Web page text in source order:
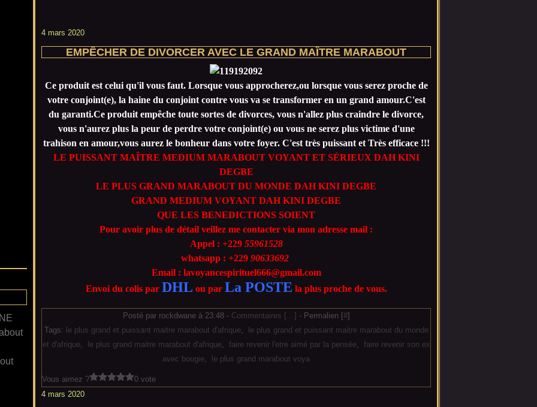
4 mars 2020
EMPÊCHER DE DIVORCER AVEC LE GRAND MAÎTRE MARABOUT
Ce produit est celui qu'il vous faut. Lorsque vous approcherez,ou lorsque vous serez proche de
votre conjoint(e), la haine du conjoint contre vous va se transformer en un grand amour.C'est
du garanti.Ce produit empêche toute sortes de divorces, vous n'allez plus craindre le divorce,
vous n'aurez plus la peur de perdre votre conjoint(e) ou vous ne serez plus victime d'une
trahison en amour,vous aurez le bonheur dans votre foyer. C'est très puissant et Très efficace !!!
LE PUISSANT MAÎTRE MEDIUM MARABOUT VOYANT ET SÉRIEUX DAH KINI
DEGBE
LE PLUS GRAND MARABOUT DU MONDE DAH KINI DEGBE
GRAND MEDIUM VOYANT DAH KINI DEGBE
QUE LES BENEDICTIONS SOIENT
Pour avoir plus de détail veillez me contacter via mon adresse mail :
Appel : +229 55961528
whatsapp : +229 90633692
Email : lavoyancespirituel666@gmail.com
Envoi du colis par DHL ou par La POSTE la plus proche de vous.
Posté par rockdwane à 23:48 - Commentaires [ …] - Permalien [#]
Tags: le plus grand et puissant maitre marabout d'afrique,
le plus grand et puissant maitre marabout du monde
et d'afrique, le plus grand maitre marabout d'afrique, faire revenir l'etre aimé par la pensée, faire revenir son ex
avec bougie, le plus grand marabout voya
Vous aimez ?
0 vote
4 mars 2020